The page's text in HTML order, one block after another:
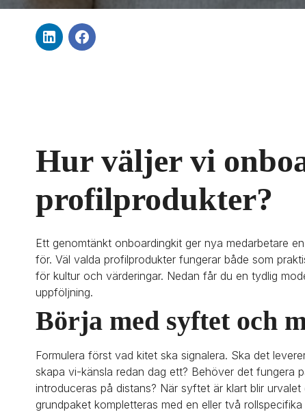
Hur väljer vi
profilprodukter?
Ett genomtänkt onboardingkit ger nya medarbetare
för. Väl valda profilprodukter fungerar både som
för kultur och värderingar. Nedan får du en tydlig
uppföljning.
Börja med syftet och
Formulera först vad kitet ska signalera. Ska det
skapa vi-känsla redan dag ett? Behöver det fungera
introduceras på distans? När syftet är klart blir
grundpaket kompletteras med en eller två